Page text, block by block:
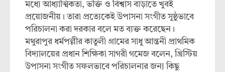
মধ্যে আধ্যাত্মিকতা, ভক্তি ও বিশ্বাস বাড়াতে খুবই
প্রয়োজনীয়। তারা প্রত্যেকেই উপাসনা সংগীত সুষ্ঠুভাবে
পরিচালনা করা দরকার বলে মত ব্যক্ত করেছেন।
মথুরাপুর ধর্মপল্লীর কাতুলী গ্রামের সাধু আন্তনী প্রাথমিক
বিদ্যালয়ের প্রধান শিক্ষিকা সাগরী গমেজ বলেন, খ্রিস্টিয়
উপাসনা সংগীত সফলভাবে পরিচালনার জন্য কিছু